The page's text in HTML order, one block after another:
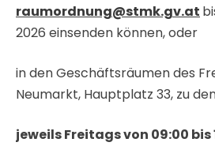
raumordnung@stmk.gv.at
2026 einsenden können, oder
in den Geschäftsräumen des
Neumarkt, Hauptplatz 33, zu
jeweils Freitags von 09:00 bis